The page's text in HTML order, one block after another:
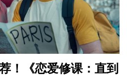
！《恋爱修课：直到